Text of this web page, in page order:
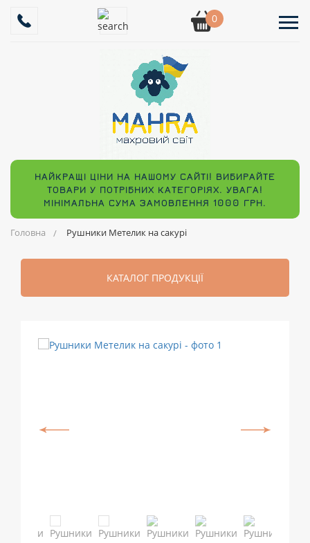
0
НАЙКРАЩІ ЦІНИ НА НАШОМУ САЙТІ! ВИБИРАЙТЕ
ТОВАРИ У ПОТРІБНИХ КАТЕГОРІЯХ. УВАГА!
МІНІМАЛЬНА СУМА ЗАМОВЛЕННЯ 1000 ГРН.
Головна Рушники Метелик на сакурі
КАТАЛОГ ПРОДУКЦІЇ